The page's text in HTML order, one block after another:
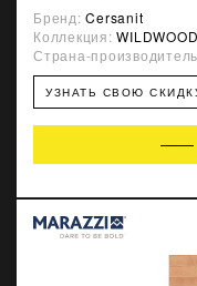
Бренд:Cersanit
Коллекция:WILDWOOD
Страна-
УЗНАТЬ СВОЮ